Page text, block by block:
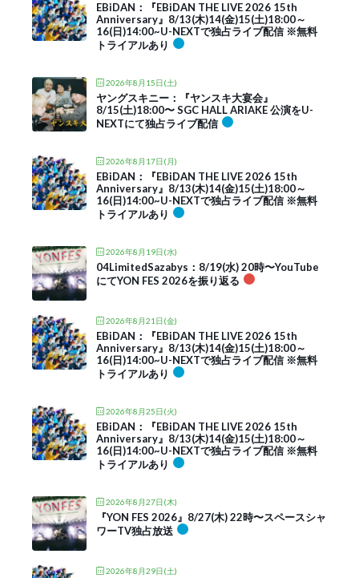
EBiDAN：『EBiDAN THE LIVE 2026 15th
Anniversary』8/13(木)14(金)15(土)18:00～
16(日)14:00~U-NEXTで独占ライブ配信 ※無料
トライアルあり
2026年8月15日(土)
ヤングスキニー：『ヤンスキ大宴会』
8/15(土)18:00〜 SGC HALL ARIAKE 公演をU-
NEXTにて独占ライブ配信
2026年8月17日(月)
EBiDAN：『EBiDAN THE LIVE 2026 15th
Anniversary』8/13(木)14(金)15(土)18:00～
16(日)14:00~U-NEXTで独占ライブ配信 ※無料
トライアルあり
2026年8月19日(水)
04LimitedSazabys：8/19(水) 20時〜YouTube
にてYON FES 2026を振り返る
2026年8月21日(金)
EBiDAN：『EBiDAN THE LIVE 2026 15th
Anniversary』8/13(木)14(金)15(土)18:00～
16(日)14:00~U-NEXTで独占ライブ配信 ※無料
トライアルあり
2026年8月25日(火)
EBiDAN：『EBiDAN THE LIVE 2026 15th
Anniversary』8/13(木)14(金)15(土)18:00～
16(日)14:00~U-NEXTで独占ライブ配信 ※無料
トライアルあり
2026年8月27日(木)
『YON FES 2026』8/27(木) 22時〜スペースシャ
ワーTV独占放送
2026年8月29日(土)